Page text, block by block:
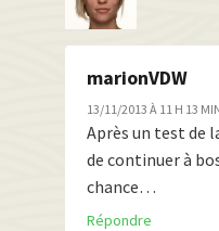
marionVDW
13/11/2013 À 11 H 13
Après un test de
de continuer à
chance…
Répondre